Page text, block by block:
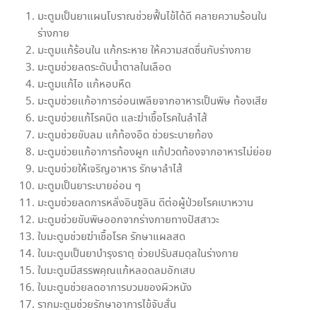
มะตูมเป็นยาแผนโบราณช่วยฟื้นไข้ได้ดี คลายความร้อนใน
ร่างกาย
มะตูมแก้ร้อนใน แก้กระหาย ให้ความสดชื่นกับร่างกาย
มะตูมช่วยลดระดับน้ำตาลในเลือด
มะตูมแก้ไอ แก้หอบหืด
มะตูมช่วยแก้อาการอ่อนเพลียจากอาหารเป็นพิษ ท้องเสีย
มะตูมช่วยแก้โรคบิด และฆ่าเชื้อโรคในลำไส้
มะตูมช่วยขับลม แก้ท้องอืด ช่วยระบายท้อง
มะตูมช่วยแก้อาการท้องผูก แก้ปวดท้องจากอาหารไม่ย่อย
มะตูมช่วยให้เจริญอาหาร รักษาลำไส้
มะตูมเป็นยาระบายอ่อน ๆ
มะตูมช่วยลดการหลั่งอินซูลิน ดีต่อผู้ป่วยโรคเบาหวาน
มะตูมช่วยขับพิษออกจากร่างกายทางปัสสาวะ
ใบมะตูมช่วยฆ่าเชื้อโรค รักษาแผลสด
ใบมะตูมเป็นยาบำรุงธาตุ ช่วยปรับสมดุลในร่างกาย
ใบมะตูมมีสรรพคุณแก้หลอดลมอักเสบ
ใบมะตูมช่วยลดอาการบวมของผิวหนัง
รากมะตูมช่วยรักษาอาการไข้จับสั่น